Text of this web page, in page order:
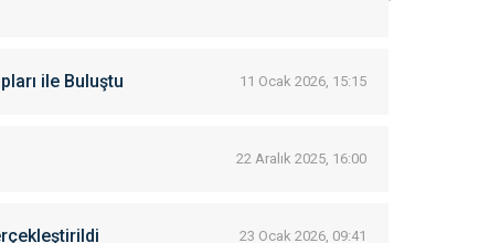
ile Buluştu 11 Ocak 2026, 15:15
22 Aralık 2025, 16:00
23 Ocak 2026, 09:41